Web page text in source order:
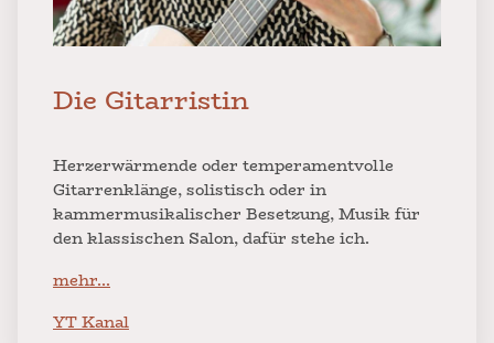
Die Gitarristin
Herzerwärmende oder temperamentvolle
Gitarrenklänge, solistisch oder in
kammermusikalischer Besetzung, Musik für
den klassischen Salon, dafür stehe ich.
mehr...
YT Kanal